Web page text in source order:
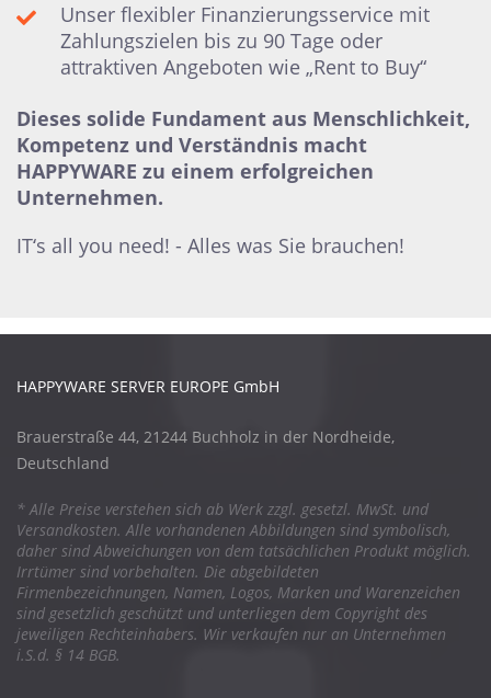
Unser flexibler Finanzierungsservice mit
Zahlungszielen bis zu 90 Tage oder
attraktiven Angeboten wie „Rent to Buy“
Dieses solide Fundament aus Menschlichkeit,
Kompetenz und Verständnis macht
HAPPYWARE zu einem erfolgreichen
Unternehmen.
IT‘s all you need! - Alles was Sie brauchen!
HAPPYWARE SERVER EUROPE GmbH
Brauerstraße 44, 21244 Buchholz in der Nordheide,
Deutschland
* Alle Preise verstehen sich ab Werk zzgl. gesetzl. MwSt. und
Versandkosten. Alle vorhandenen Abbildungen sind symbolisch,
daher sind Abweichungen von dem tatsächlichen Produkt möglich.
Irrtümer sind vorbehalten. Die abgebildeten
Firmenbezeichnungen, Namen, Logos, Marken und Warenzeichen
sind gesetzlich geschützt und unterliegen dem Copyright des
jeweiligen Rechteinhabers. Wir verkaufen nur an Unternehmen
i.S.d. § 14 BGB.